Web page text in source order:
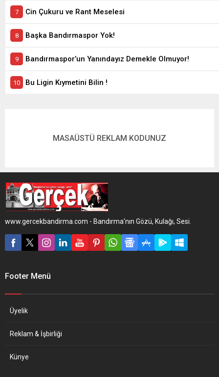
Cin Çukuru ve Rant Meselesi
Başka Bandırmaspor Yok!
Bandırmaspor’un Yanındayız Demekle Olmuyor!
Bu Ligin Kıymetini Bilin !
MASAÜSTÜ REKLAM KODUNUZ
www.gercekbandirma.com - Bandırma'nın Gözü, Kulağı, Sesi.
Footer Menü
Üyelik
Reklam & İşbirliği
Künye